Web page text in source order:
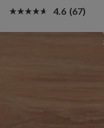
4.6 (67)